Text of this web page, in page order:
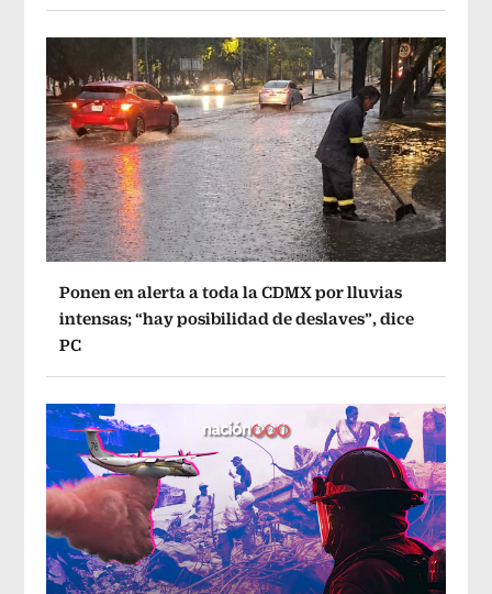
Ponen en alerta a toda la CDMX por lluvias
intensas; “hay posibilidad de deslaves”, dice
PC